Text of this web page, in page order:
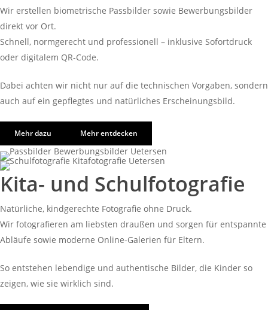
Wir erstellen biometrische Passbilder sowie Bewerbungsbilder
direkt vor Ort.
Schnell, normgerecht und professionell – inklusive Sofortdruck
oder digitalem QR-Code.
Dabei achten wir nicht nur auf die technischen Vorgaben, sondern
auch auf ein gepflegtes und natürliches Erscheinungsbild.
Mehr dazu Mehr entdecken
Kita- und Schulfotografie
Natürliche, kindgerechte Fotografie ohne Druck.
Wir fotografieren am liebsten draußen und sorgen für entspannte
Abläufe sowie moderne Online-Galerien für Eltern.
So entstehen lebendige und authentische Bilder, die Kinder so
zeigen, wie sie wirklich sind.